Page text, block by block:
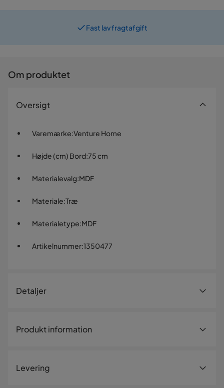
Om produktet
Oversigt
Varemærke:Venture Home
Højde (cm) Bord:75 cm
Materialevalg:MDF
Materiale:Træ
Materialetype:MDF
Artikelnummer:1350477
Detaljer
Størrelse
Produkt information
Levering